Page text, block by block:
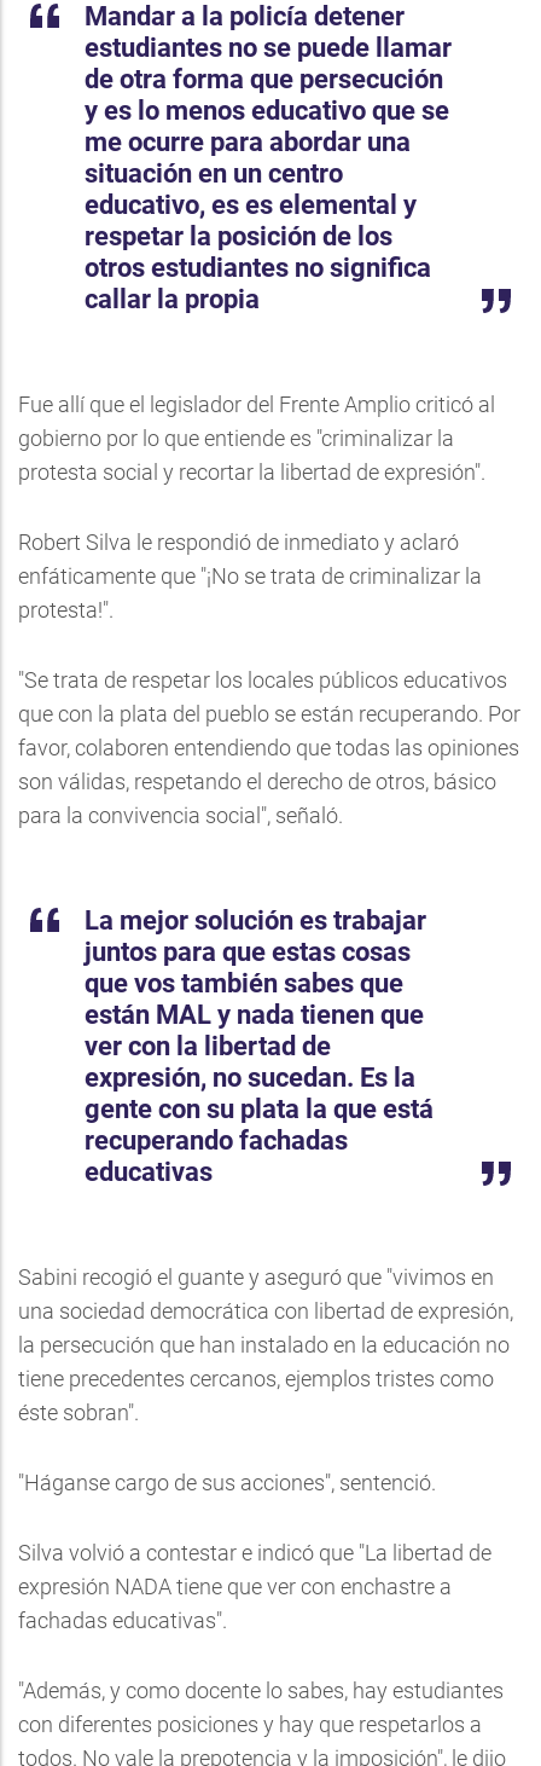
Mandar a la policía detener
estudiantes no se puede llamar
de otra forma que persecución
y es lo menos educativo que se
me ocurre para abordar una
situación en un centro
educativo, es es elemental y
respetar la posición de los
otros estudiantes no significa
callar la propia
Fue allí que el legislador del Frente Amplio criticó al
gobierno por lo que entiende es "criminalizar la
protesta social y recortar la libertad de expresión".
Robert Silva le respondió de inmediato y aclaró
enfáticamente que "¡No se trata de criminalizar la
protesta!".
"Se trata de respetar los locales públicos educativos
que con la plata del pueblo se están recuperando. Por
favor, colaboren entendiendo que todas las opiniones
son válidas, respetando el derecho de otros, básico
para la convivencia social", señaló.
La mejor solución es trabajar
juntos para que estas cosas
que vos también sabes que
están MAL y nada tienen que
ver con la libertad de
expresión, no sucedan. Es la
gente con su plata la que está
recuperando fachadas
educativas
Sabini recogió el guante y aseguró que "vivimos en
una sociedad democrática con libertad de expresión,
la persecución que han instalado en la educación no
tiene precedentes cercanos, ejemplos tristes como
éste sobran".
"Háganse cargo de sus acciones", sentenció.
Silva volvió a contestar e indicó que "La libertad de
expresión NADA tiene que ver con enchastre a
fachadas educativas".
"Además, y como docente lo sabes, hay estudiantes
con diferentes posiciones y hay que respetarlos a
todos. No vale la prepotencia y la imposición", le dijo